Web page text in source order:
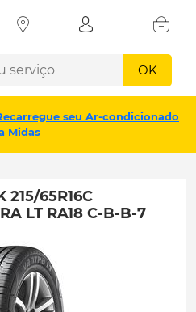
OK
seu Ar-condicionado
Midas
215/65R16C
LT RA18 C-B-B-7